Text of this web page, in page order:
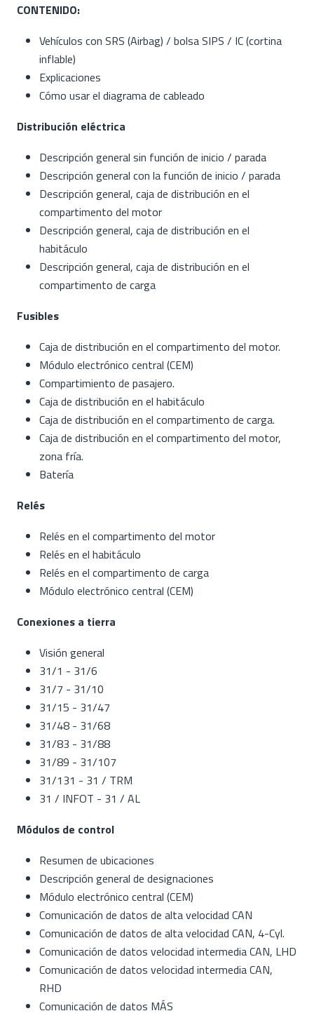
CONTENIDO:
Vehículos con SRS (Airbag) / bolsa SIPS / IC (cortina
inflable)
Explicaciones
Cómo usar el diagrama de cableado
Distribución eléctrica
Descripción general sin función de inicio / parada
Descripción general con la función de inicio / parada
Descripción general, caja de distribución en el
compartimento del motor
Descripción general, caja de distribución en el
habitáculo
Descripción general, caja de distribución en el
compartimento de carga
Fusibles
Caja de distribución en el compartimento del motor.
Módulo electrónico central (CEM)
Compartimiento de pasajero.
Caja de distribución en el habitáculo
Caja de distribución en el compartimento de carga.
Caja de distribución en el compartimento del motor,
zona fría.
Batería
Relés
Relés en el compartimento del motor
Relés en el habitáculo
Relés en el compartimento de carga
Módulo electrónico central (CEM)
Conexiones a tierra
Visión general
31/1 - 31/6
31/7 - 31/10
31/15 - 31/47
31/48 - 31/68
31/83 - 31/88
31/89 - 31/107
31/131 - 31 / TRM
31 / INFOT - 31 / AL
Módulos de control
Resumen de ubicaciones
Descripción general de designaciones
Módulo electrónico central (CEM)
Comunicación de datos de alta velocidad CAN
Comunicación de datos de alta velocidad CAN, 4-Cyl.
Comunicación de datos velocidad intermedia CAN, LHD
Comunicación de datos velocidad intermedia CAN,
RHD
Comunicación de datos MÁS